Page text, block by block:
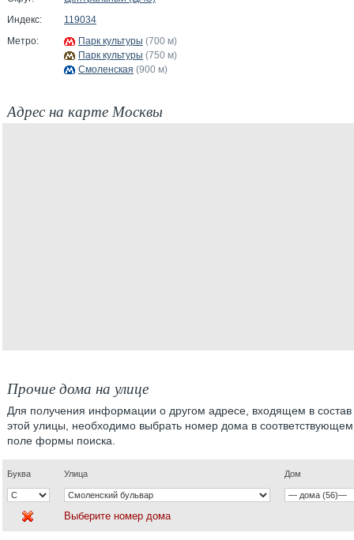
Индекс:
119034
Метро:
Парк культуры (700 м)
Парк культуры (750 м)
Смоленская (900 м)
Адрес на карте Москвы
Прочие дома на улице
Для получения информации о другом адресе, входящем в состав
этой улицы, необходимо выбрать номер дома в соответствующем
поле формы поиска.
Буква Улица Дом
Выберите номер дома